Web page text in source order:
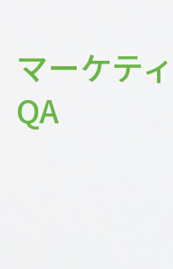
マーケテ
QA